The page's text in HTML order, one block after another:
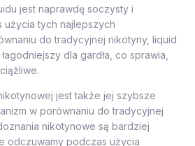
jest naprawdę soczysty i
użycia tych najlepszych
do tradycyjnej nikotyny, liquid
dla gardła, co sprawia,
jest także jej szybsze
w porównaniu do tradycyjnej
nikotynowe są bardziej
odczuwamy podczas użycia